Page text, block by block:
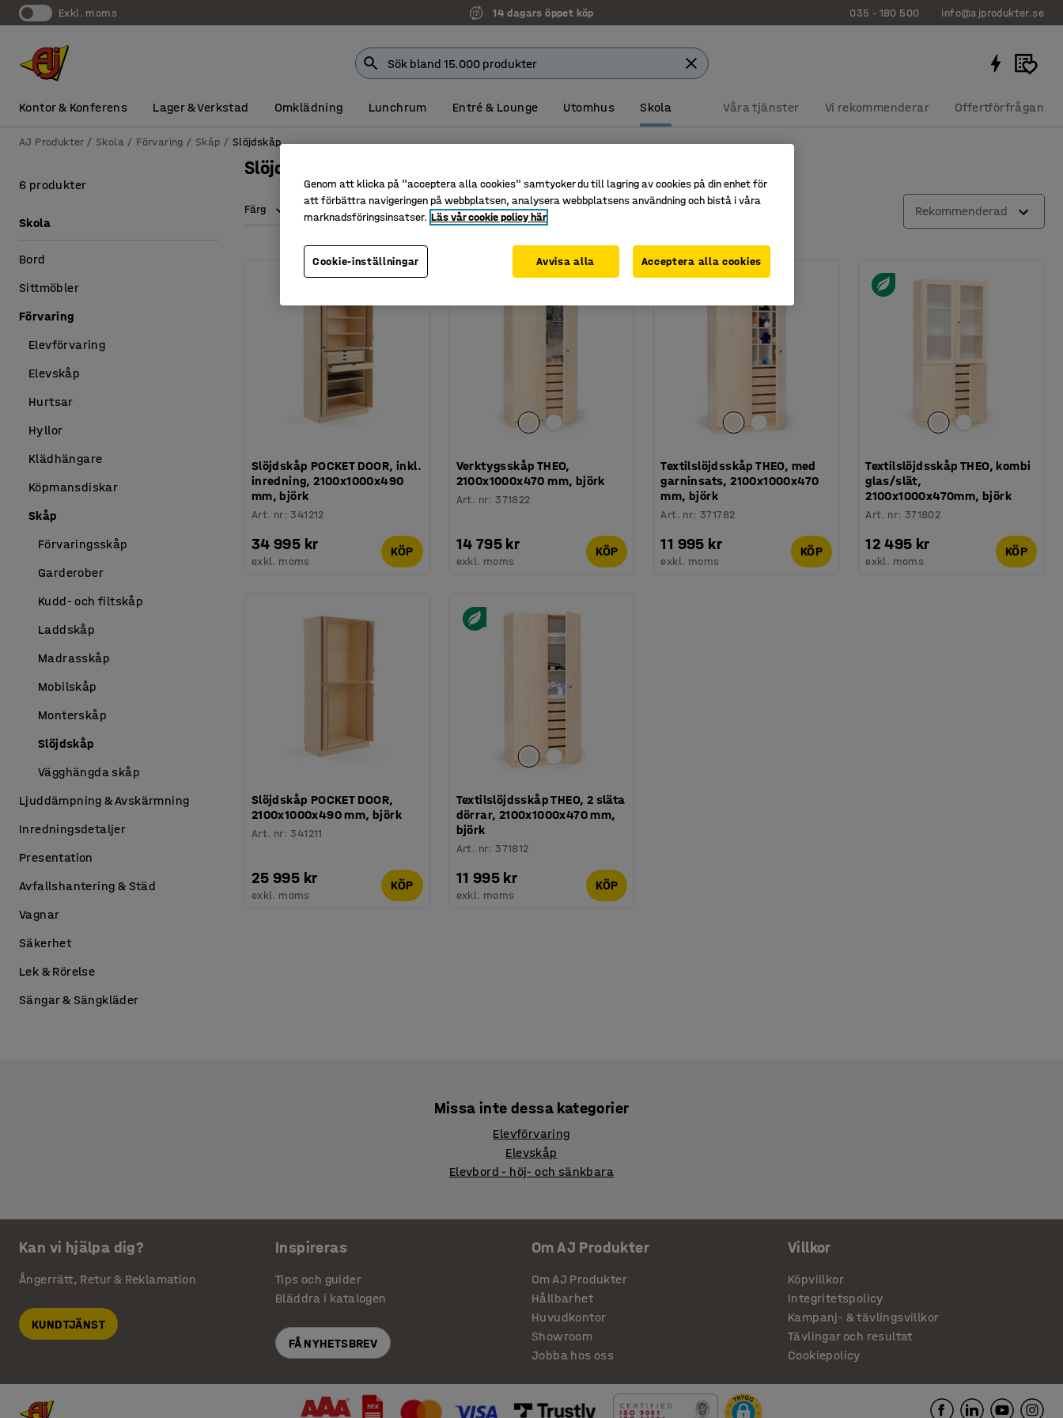
exkl. moms 14 dagars öppet köp 035 - 180 500 info@ajprodukter.se
Kontor & Konferens Lager & Verkstad Omklädning Lunchrum Entré & Lounge Utomhus Skola Våra tjänster Vi rekommenderar Offertförfrågan
AJ Produkter Skola Förvaring Skåp Slöjdskåp
Slöjdskåp
Färg Djup Rekommenderad
Slöjdskåp POCKET DOOR, inkl.
inredning, 2100x1000x490
mm, björk
Art. nr:341212
34 995 kr
exkl. moms
KÖP
Verktygsskåp THEO,
2100x1000x470 mm, björk
Art. nr:371822
14 795 kr
exkl. moms
KÖP
Textilslöjdsskåp THEO, med
garninsats, 2100x1000x470
mm, björk
Art. nr:371782
11 995 kr
exkl. moms
KÖP
Textilslöjdsskåp THEO, kombi
glas/slät,
2100x1000x470mm, björk
Art. nr: 371802
12 495 kr
exkl. moms
KÖP
Slöjdskåp POCKET DOOR,
2100x1000x490 mm, björk
Art. nr:341211
25 995 kr
exkl. moms
KÖP
Textilslöjdsskåp THEO, 2 släta
dörrar, 2100x1000x470 mm,
björk
Art. nr:371812
11 995 kr
exkl. moms
KÖP
6 produkter
Skola
Bord
Sittmöbler
Förvaring
Elevförvaring
Elevskåp
Hurtsar
Hyllor
Klädhängare
Köpmansdiskar
Skåp
Förvaringsskåp
Garderober
Kudd- och filtskåp
Laddskåp
Madrasskåp
Mobilskåp
Monterskåp
Slöjdskåp
Vägghängda skåp
Ljuddämpning & Avskärmning
Inredningsdetaljer
Presentation
Avfallshantering & Städ
Vagnar
Säkerhet
Lek & Rörelse
Sängar & Sängkläder
Missa inte dessa kategorier
Elevförvaring
Elevskåp
Elevbord - höj- och sänkbara
Kan vi hjälpa dig?
Ångerrätt, Retur & Reklamation
KUNDTJÄNST
Inspireras
Tips och guider
Bläddra i katalogen
FÅ NYHETSBREV
Om AJ Produkter
Om AJ Produkter
Hållbarhet
Huvudkontor
Showroom
Jobba hos oss
Villkor
Köpvillkor
Integritetspolicy
Kampanj- & tävlingsvillkor
Tävlingar och resultat
Cookiepolicy
Genom att klicka på "acceptera alla cookies" samtycker du till lagring av cookies på din enhet för
att förbättra navigeringen på webbplatsen, analysera webbplatsens användning och bistå i våra
marknadsföringsinsatser. Läs vår cookie policy här
Cookie-inställningar Avvisa alla Acceptera alla cookies